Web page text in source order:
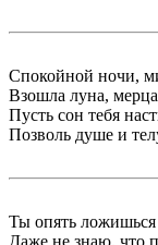
Спокойной ночи,
Взошла луна,
Пусть сон тебя
Позволь душе и
Ты опять ложишься